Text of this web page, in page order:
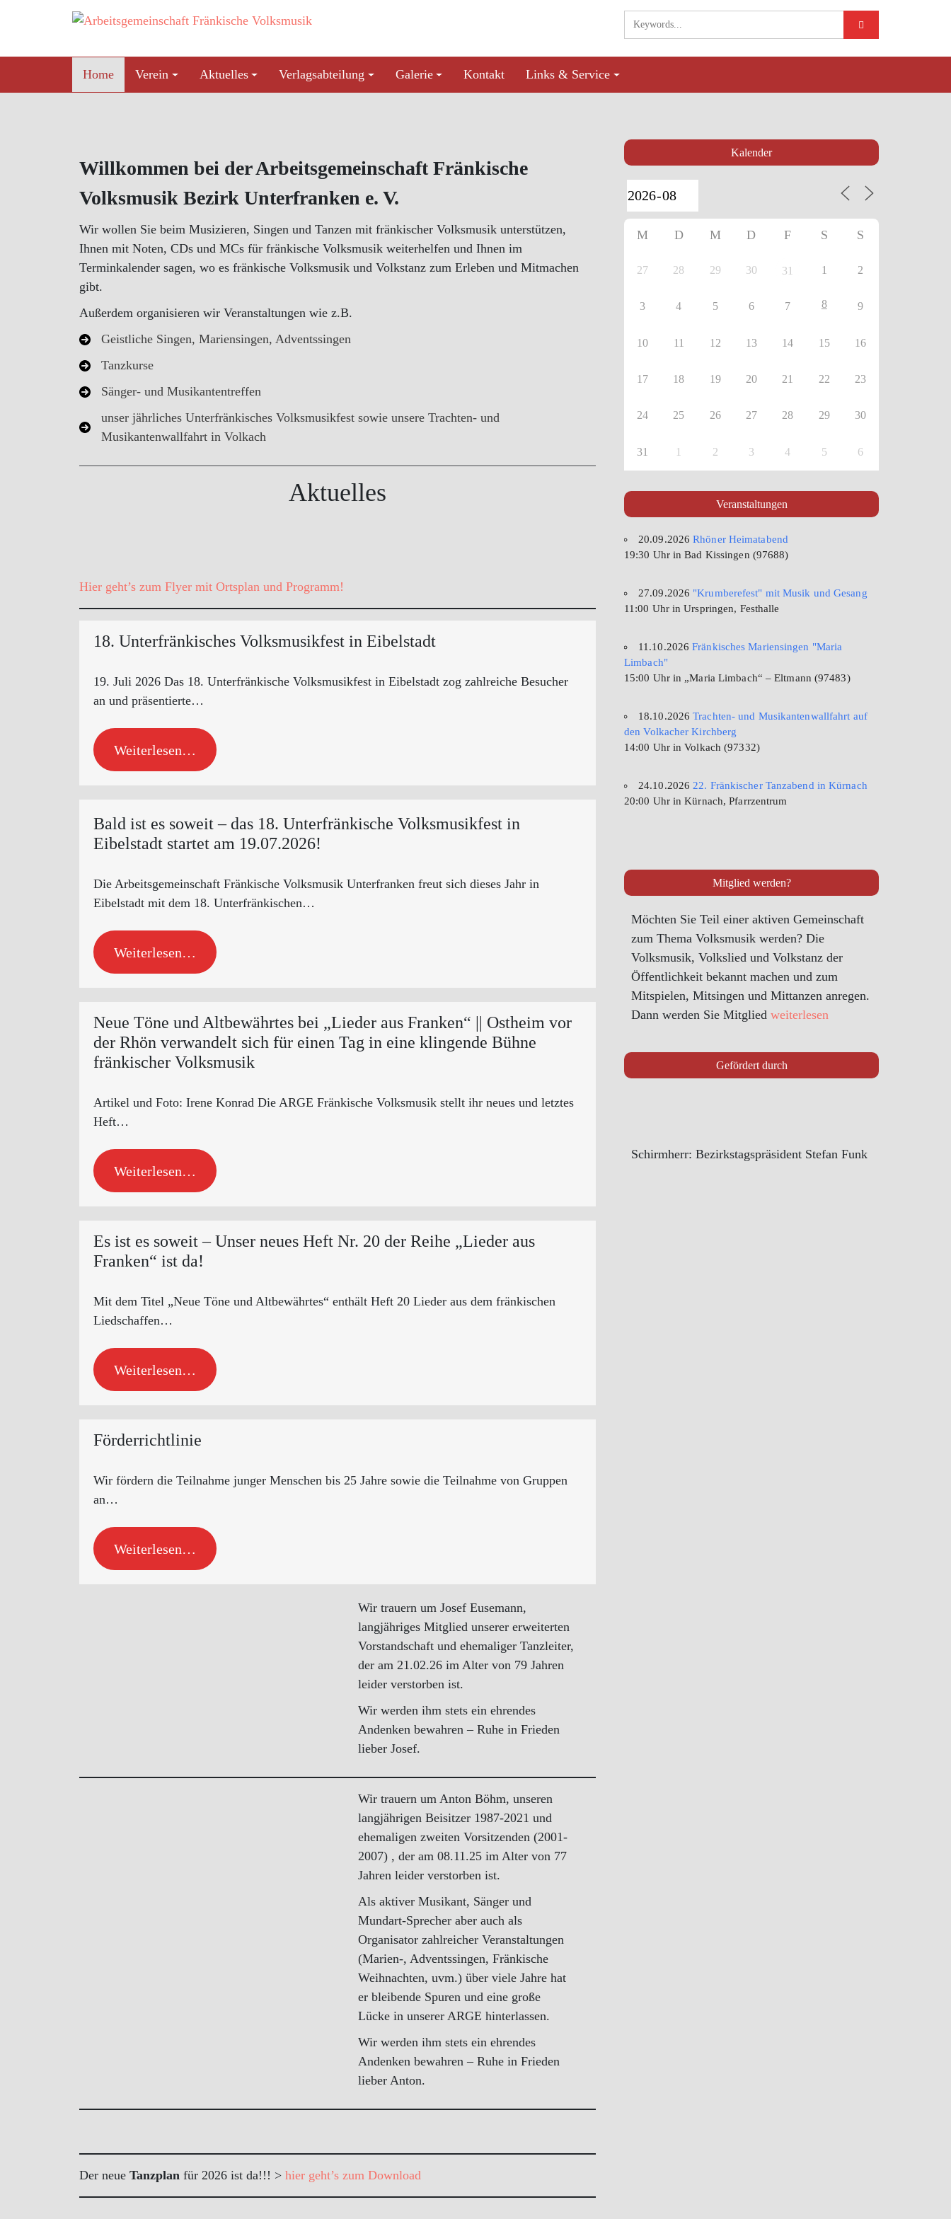
Home
Verein Aktuelles Verlagsabteilung Galerie Kontakt Links & Service
Willkommen bei der Arbeitsgemeinschaft Fränkische
Volksmusik Bezirk Unterfranken e. V.
Wir wollen Sie beim Musizieren, Singen und Tanzen mit fränkischer Volksmusik unterstützen,
Ihnen mit Noten, CDs und MCs für fränkische Volksmusik weiterhelfen und Ihnen im
Terminkalender sagen, wo es fränkische Volksmusik und Volkstanz zum Erleben und Mitmachen
gibt.
Außerdem organisieren wir Veranstaltungen wie z.B.
Geistliche Singen, Mariensingen, Adventssingen
Tanzkurse
Sänger- und Musikantentreffen
unser jährliches Unterfränkisches Volksmusikfest sowie unsere Trachten- und
Musikantenwallfahrt in Volkach
Aktuelles
Hier geht’s zum Flyer mit Ortsplan und Programm!
18. Unterfränkisches Volksmusikfest in Eibelstadt
19. Juli 2026 Das 18. Unterfränkische Volksmusikfest in Eibelstadt zog zahlreiche Besucher
an und präsentierte…
Weiterlesen…
Bald ist es soweit – das 18. Unterfränkische Volksmusikfest in
Eibelstadt startet am 19.07.2026!
Die Arbeitsgemeinschaft Fränkische Volksmusik Unterfranken freut sich dieses Jahr in
Eibelstadt mit dem 18. Unterfränkischen…
Weiterlesen…
Neue Töne und Altbewährtes bei „Lieder aus Franken“ || Ostheim vor
der Rhön verwandelt sich für einen Tag in eine klingende Bühne
fränkischer Volksmusik
Artikel und Foto: Irene Konrad Die ARGE Fränkische Volksmusik stellt ihr neues und letztes
Heft…
Weiterlesen…
Es ist es soweit – Unser neues Heft Nr. 20 der Reihe „Lieder aus
Franken“ ist da!
Mit dem Titel „Neue Töne und Altbewährtes“ enthält Heft 20 Lieder aus dem fränkischen
Liedschaffen…
Weiterlesen…
Förderrichtlinie
Wir fördern die Teilnahme junger Menschen bis 25 Jahre sowie die Teilnahme von Gruppen
an…
Weiterlesen…
Wir trauern um Josef Eusemann,
langjähriges Mitglied unserer erweiterten
Vorstandschaft und ehemaliger Tanzleiter,
der am 21.02.26 im Alter von 79 Jahren
leider verstorben ist.
Wir werden ihm stets ein ehrendes
Andenken bewahren – Ruhe in Frieden
lieber Josef.
Wir trauern um Anton Böhm, unseren
langjährigen Beisitzer 1987-2021 und
ehemaligen zweiten Vorsitzenden (2001-
2007) , der am 08.11.25 im Alter von 77
Jahren leider verstorben ist.
Als aktiver Musikant, Sänger und
Mundart-Sprecher aber auch als
Organisator zahlreicher Veranstaltungen
(Marien-, Adventssingen, Fränkische
Weihnachten, uvm.) über viele Jahre hat
er bleibende Spuren und eine große
Lücke in unserer ARGE hinterlassen.
Wir werden ihm stets ein ehrendes
Andenken bewahren – Ruhe in Frieden
lieber Anton.
Der neue Tanzplan für 2026 ist da!!! > hier geht’s zum Download
Kalender
M D M D F S S
27 28 29 30 31 1 2
3 4 5 6 7 8 9
10 11 12 13 14 15 16
17 18 19 20 21 22 23
24 25 26 27 28 29 30
31 1 2 3 4 5 6
Veranstaltungen
20.09.2026Rhöner Heimatabend
19:30 Uhr in Bad Kissingen (97688)
27.09.2026 "Krumberefest" mit Musik und Gesang
11:00 Uhr in Urspringen, Festhalle
11.10.2026Fränkisches Mariensingen "Maria
Limbach"
15:00 Uhr in „Maria Limbach“ – Eltmann (97483)
18.10.2026Trachten- und Musikantenwallfahrt auf
den Volkacher Kirchberg
14:00 Uhr in Volkach (97332)
24.10.2026 22. Fränkischer Tanzabend in Kürnach
20:00 Uhr in Kürnach, Pfarrzentrum
Mitglied werden?
Möchten Sie Teil einer aktiven Gemeinschaft
zum Thema Volksmusik werden? Die
Volksmusik, Volkslied und Volkstanz der
Öffentlichkeit bekannt machen und zum
Mitspielen, Mitsingen und Mittanzen anregen.
Dann werden Sie Mitglied weiterlesen
Gefördert durch
Schirmherr: Bezirkstagspräsident Stefan Funk